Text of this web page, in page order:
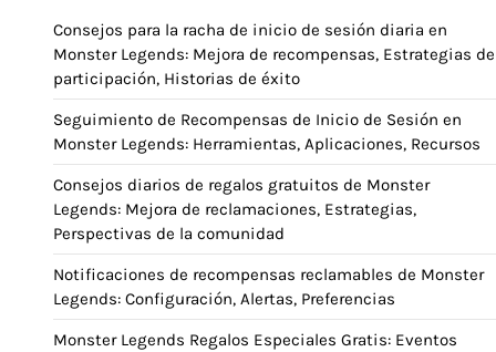
Consejos para la racha de inicio de sesión diaria en
Monster Legends: Mejora de recompensas, Estrategias de
participación, Historias de éxito
Seguimiento de Recompensas de Inicio de Sesión en
Monster Legends: Herramientas, Aplicaciones, Recursos
Consejos diarios de regalos gratuitos de Monster
Legends: Mejora de reclamaciones, Estrategias,
Perspectivas de la comunidad
Notificaciones de recompensas reclamables de Monster
Legends: Configuración, Alertas, Preferencias
Monster Legends Regalos Especiales Gratis: Eventos